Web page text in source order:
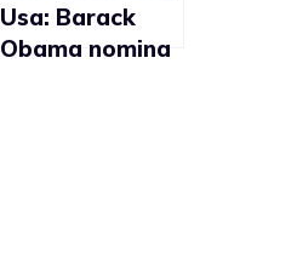
Usa: Barack
Obama nomina